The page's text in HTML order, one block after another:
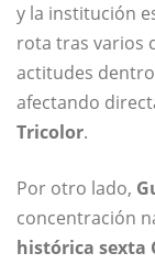
y la institución
rota tras varios
actitudes
afectando
Tricolor.
Por otro lado,
concentración
histórica sexta